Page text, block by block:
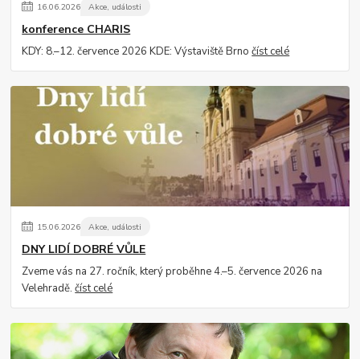
16.06.2026 Akce, události
konference CHARIS
KDY: 8.–12. července 2026 KDE: Výstaviště Brnočíst celé
15.06.2026 Akce, události
DNY LIDÍ DOBRÉ VŮLE
Zveme vás na 27. ročník, který proběhne 4.–5. července 2026 na
Velehradě.číst celé